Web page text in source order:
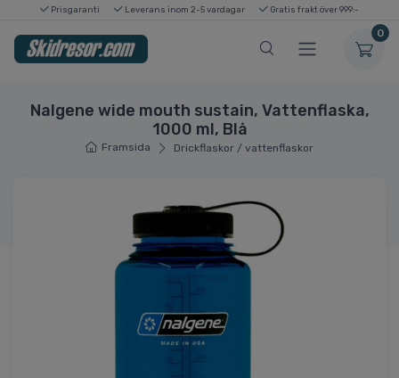
Prisgaranti Leverans inom 2-5 vardagar Gratis frakt över 999:-
0
Nalgene wide mouth sustain, Vattenflaska,
1000 ml, Blå
Framsida Drickflaskor / vattenflaskor